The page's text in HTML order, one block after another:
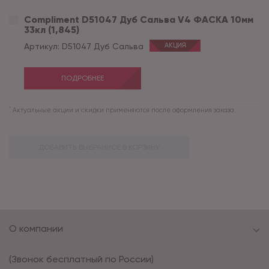
Compliment D51047 Дуб Сальва V4 ФАСКА 10мм
33кл (1,845)
Артикул: D51047 Дуб Сальва АКЦИЯ
ПОДРОБНЕЕ
* Актуальные акции и скидки применяются после оформления заказа.
(Звонок бесплатный по России)
О компании